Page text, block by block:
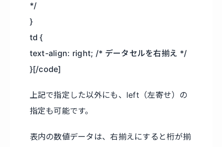
*/
}
td {
text-align: right; /* データセルを右揃え */
}[/code]
上記で指定した以外にも、left（左寄せ）の
指定も可能です。
表内の数値データは、右揃えにすると桁が揃